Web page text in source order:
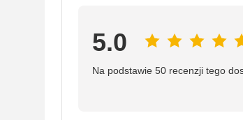
5.0
Na podstawie 50 recenzji tego